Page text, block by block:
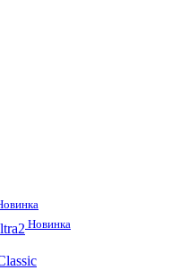
Новинка